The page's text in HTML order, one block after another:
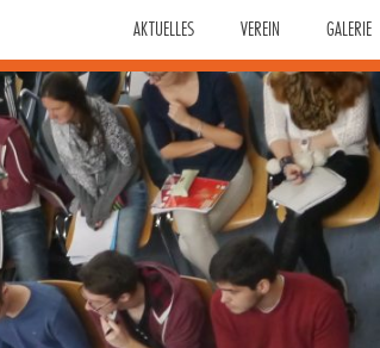
AKTUELLES VEREIN GALERIE